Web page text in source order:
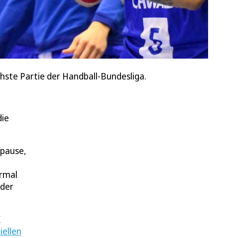
Partie der Handball-Bundesliga.